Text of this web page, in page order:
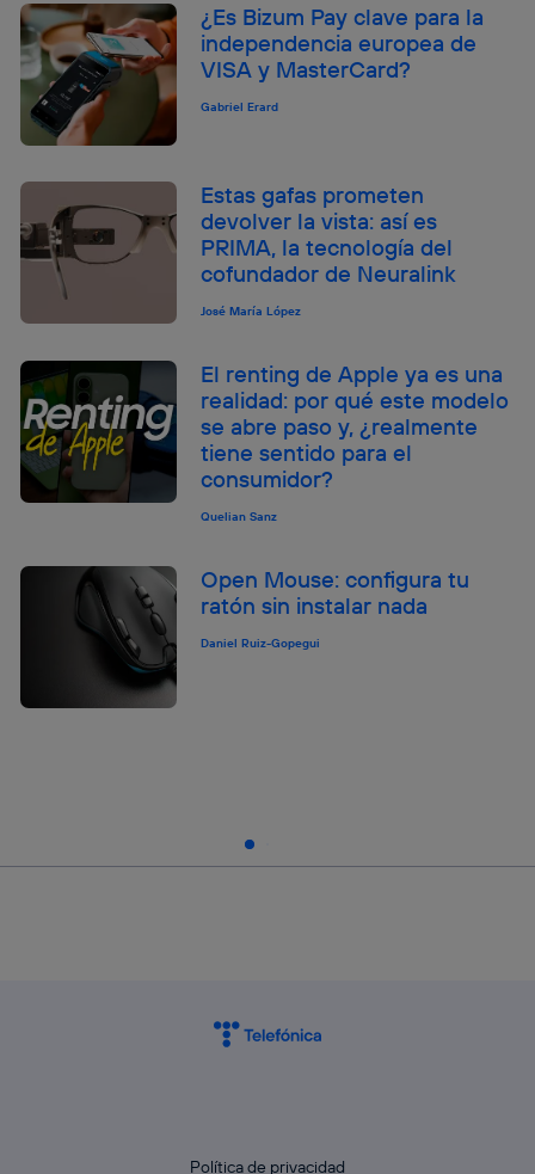
¿Es Bizum Pay clave para la
independencia europea de
VISA y MasterCard?
Gabriel Erard
Estas gafas prometen
devolver la vista: así es
PRIMA, la tecnología del
cofundador de Neuralink
José María López
El renting de Apple ya es una
realidad: por qué este modelo
se abre paso y, ¿realmente
tiene sentido para el
consumidor?
Quelian Sanz
Open Mouse: configura tu
ratón sin instalar nada
Daniel Ruiz-Gopegui
Política de privacidad